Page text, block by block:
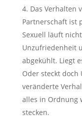
Das Verhalten
Partnerschaft ist
Sexuell läuft
Unzufriedenheit
abgekühlt. Liegt
Oder steckt doch
veränderte
alles in Ordnung
stecken.